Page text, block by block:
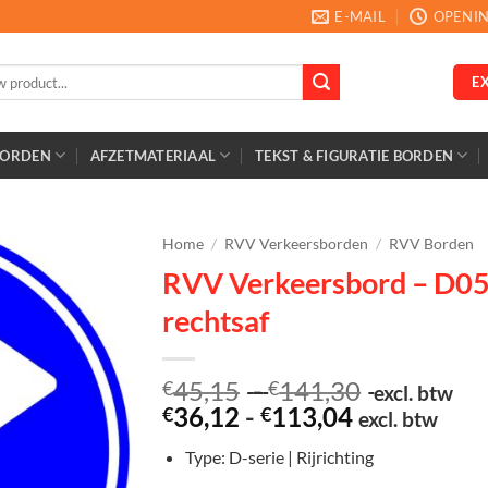
E-MAIL
AFZETMATERIAAL TEKST & FIGURATIE BORDEN
Home / RVV Verkeersborden / RVV Borden
RVV Verkeersbord –
rechtsaf
€45,15 - €141,30 Prijsklasse:
€45,15
€141,30
excl. btw
€36,12 - €113,04Prijsklasse:
tot
excl. btw
Type: D-serie | Rijrichting